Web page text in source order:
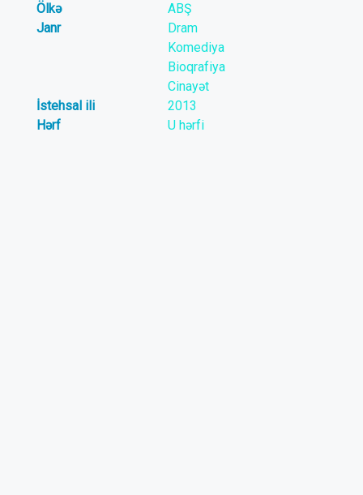
Ölkə
ABŞ
Janr
Dram
Komediya
Bioqrafiya
Cinayət
İstehsal ili
2013
Hərf
U hərfi